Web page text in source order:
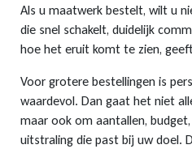
Als u maatwerk bestelt, wilt u
die snel schakelt, duidelijk
hoe het eruit komt te zien,
Voor grotere bestellingen is
waardevol. Dan gaat het niet
maar ook om aantallen,
uitstraling die past bij uw doel.